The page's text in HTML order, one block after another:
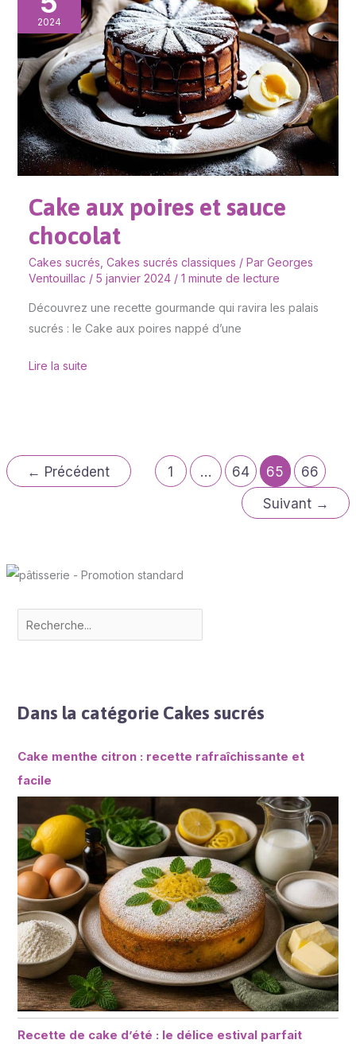
2024
Cake aux poires et sauce
chocolat
Cakes sucrés Cakes sucrés classiques / Par Georges
Ventouillac / 5 janvier 2024 / 1 minute de lecture
Découvrez une recette gourmande qui ravira les palais
sucrés : le Cake aux poires nappé d’une
poires
et
sauce
chocolat
Lire la suite
← Précédent 1 … 64 65
66
Suivant →
Dans la catégorie Cakes sucrés
Cake menthe citron : recette rafraîchissante et
facile
Recette de cake d’été : le délice estival parfait